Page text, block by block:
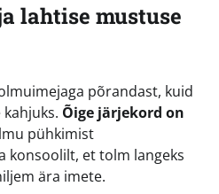
lahtise mustuse
põrandast, kuid
Õige järjekord on
pühkimist
konsoolilt, et tolm langeks
ära imete.